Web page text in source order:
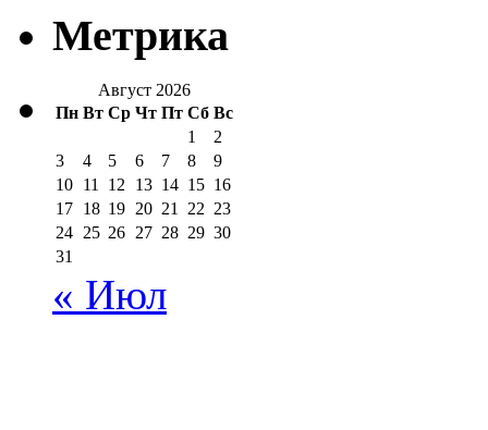
Метрика
Август 2026
Пн Вт Ср Чт Пт Сб Вс
1
2
3
4 5 6 7 8
9
10 11 12 13 14 15 16
17 18 19 20 21 22 23
24 25 26 27 28 29 30
31
« Июл